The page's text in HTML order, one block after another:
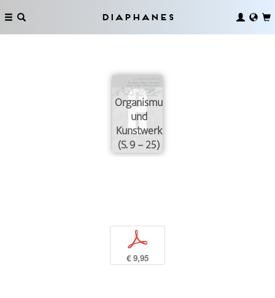
Diaphanes
Organismus
und
Kunstwerk
(S. 9 – 25)
p
€ 9,95